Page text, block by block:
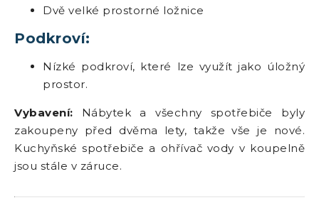
Dvě velké prostorné ložnice
Podkroví:
Nízké podkroví, které lze využít jako úložný
prostor.
Vybavení: Nábytek a všechny spotřebiče byly
zakoupeny před dvěma lety, takže vše je nové.
Kuchyňské spotřebiče a ohřívač vody v koupelně
jsou stále v záruce.